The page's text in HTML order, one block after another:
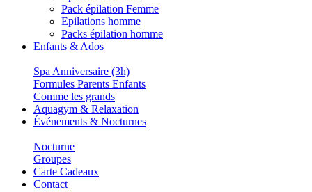
Pack épilation Femme
Epilations homme
Packs épilation homme
Enfants & Ados
Spa Anniversaire (3h)
Formules Parents Enfants
Comme les grands
Aquagym & Relaxation
Événements & Nocturnes
Nocturne
Groupes
Carte Cadeaux
Contact